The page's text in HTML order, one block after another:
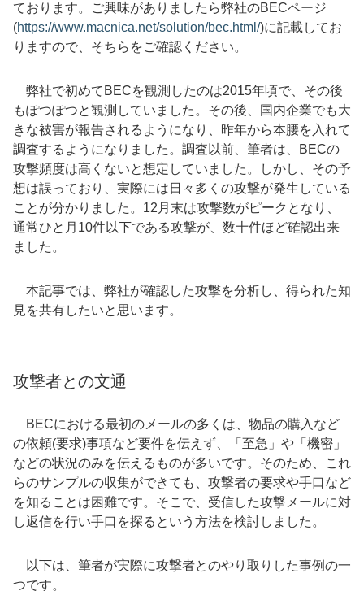
ております。ご興味がありましたら弊社のBECページ
(https://www.macnica.net/solution/bec.html/)に記載してお
りますので、そちらをご確認ください。
弊社で初めてBECを観測したのは2015年頃で、その後
もぽつぽつと観測していました。その後、国内企業でも大
きな被害が報告されるようになり、昨年から本腰を入れて
調査するようになりました。調査以前、筆者は、BECの
攻撃頻度は高くないと想定していました。しかし、その予
想は誤っており、実際には日々多くの攻撃が発生している
ことが分かりました。12月末は攻撃数がピークとなり、
通常ひと月10件以下である攻撃が、数十件ほど確認出来
ました。
本記事では、弊社が確認した攻撃を分析し、得られた知
見を共有したいと思います。
攻撃者との文通
BECにおける最初のメールの多くは、物品の購入など
の依頼(要求)事項など要件を伝えず、「至急」や「機密」
などの状況のみを伝えるものが多いです。そのため、これ
らのサンプルの収集ができても、攻撃者の要求や手口など
を知ることは困難です。そこで、受信した攻撃メールに対
し返信を行い手口を探るという方法を検討しました。
以下は、筆者が実際に攻撃者とのやり取りした事例の一
つです。